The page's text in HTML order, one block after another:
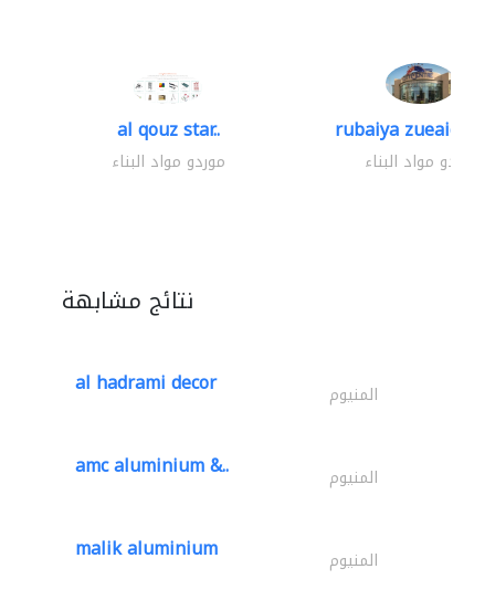
al qouz star..
موردو مواد البناء
rubaiya zueaid
موردو مواد البناء
نتائج مشابهة
al hadrami decor المنيوم
amc aluminium &.. المنيوم
malik aluminium المنيوم